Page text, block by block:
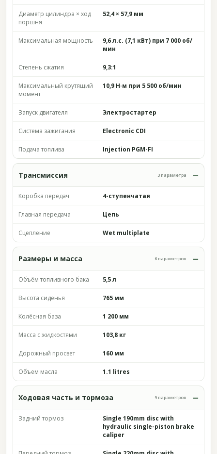
Диаметр цилиндра × ход
поршня
52,4 × 57,9 мм
Максимальная мощность
9,6 л.с. (7,1 кВт) при 7 000 об/
мин
Степень сжатия 9,3:1
Максимальный крутящий
момент
10,9 Н·м при 5 500 об/мин
Запуск двигателя Электростартер
Система зажигания Electronic CDI
Подача топлива Injection PGM-FI
Трансмиссия 3 параметра
Коробка передач 4-ступенчатая
Главная передача Цепь
Сцепление Wet multiplate
Размеры и масса 6 параметров
Объём топливного бака 5,5 л
Высота сиденья 765 мм
Колёсная база 1 200 мм
Масса с жидкостями 103,8 кг
Дорожный просвет 160 мм
Объем масла 1.1 litres
Ходовая часть и тормоза 9 параметров
Задний тормоз
Single 190mm disc with
hydraulic single-piston brake
caliper